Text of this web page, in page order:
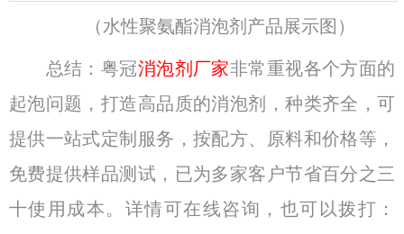
（水性聚氨酯消泡剂产品展示图）
总结：粤冠消泡剂厂家非常重视各个方面的
起泡问题，打造高品质的消泡剂，种类齐全，可
提供一站式定制服务，按配方、原料和价格等，
免费提供样品测试，已为多家客户节省百分之三
十使用成本。详情可在线咨询，也可以拨打：